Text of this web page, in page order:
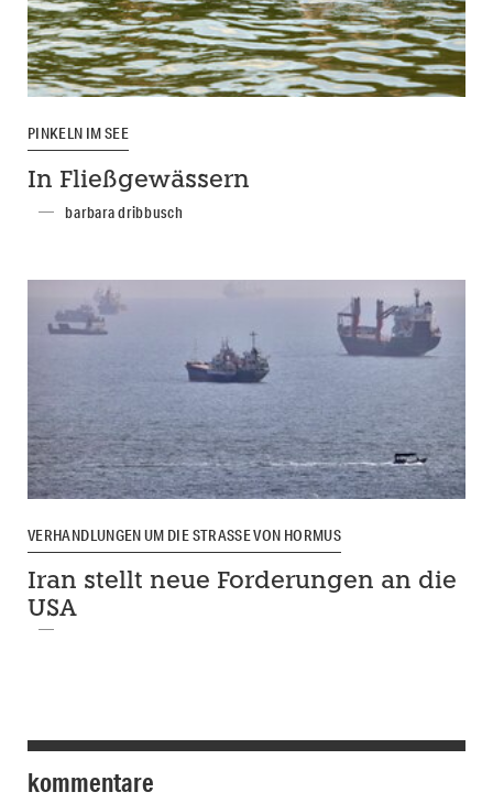
PINKELN IM SEE
In Fließgewässern
barbara dribbusch
VERHANDLUNGEN UM DIE STRASSE VON HORMUS
Iran stellt neue Forderungen an die
USA
kommentare